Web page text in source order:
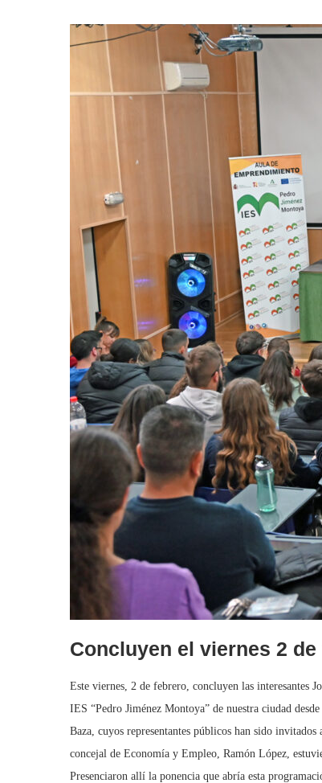
Concluyen el viernes 2
Este viernes, 2 de febrero, concluyen las interesantes
IES “Pedro Jiménez Montoya” de nuestra ciudad
Baza, cuyos representantes públicos han sido
concejal de Economía y Empleo, Ramón López,
Presenciaron allí la ponencia que abría esta